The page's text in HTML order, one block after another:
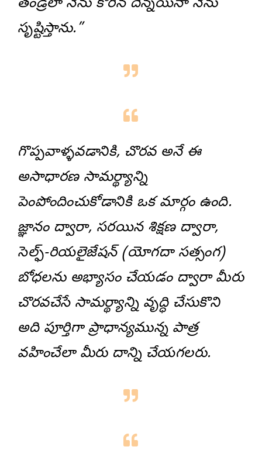
తండ్రిలా నేను కోరిన దేన్నయినా నేను
సృష్టిస్తాను.”
గొప్పవాళ్ళవడానికి, చొరవ అనే ఈ
అసాధారణ సామర్థ్యాన్ని
పెంపోందించుకోడానికి ఒక మార్గం ఉంది.
జ్ఞానం ద్వారా, సరయిన శిక్షణ ద్వారా,
సెల్ఫ్-రియలైజేషన్ (యోగదా సత్సంగ)
బోధలను అభ్యాసం చేయడం ద్వారా మీరు
చొరవచేసే సామర్థ్యాన్ని వృద్ధి చేసుకొని
అది పూర్తిగా ప్రాధాన్యమున్న పాత్ర
వహించేలా మీరు దాన్ని చేయగలరు.